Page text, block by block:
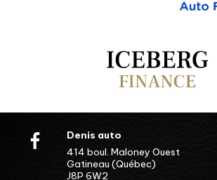
Denis auto
414 boul. Maloney Ouest
Gatineau (Québec)
J8P 6W2